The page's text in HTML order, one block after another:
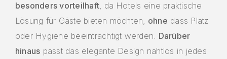
besonders vorteilhaft, da Hotels eine praktische
Lösung für Gäste bieten möchten, ohne dass Platz
oder Hygiene beeinträchtigt werden. Darüber
hinaus passt das elegante Design nahtlos in jedes